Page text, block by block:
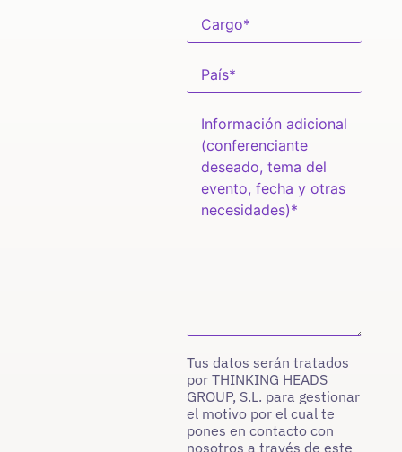
Tus datos serán tratados
por THINKING HEADS
GROUP, S.L. para gestionar
el motivo por el cual te
pones en contacto con
nosotros a través de este